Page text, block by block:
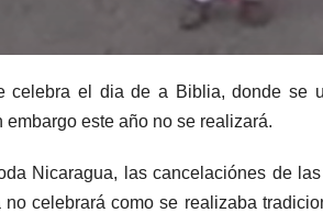
celebra el dia de a Biblia, donde se
este año no se realizará.
Nicaragua, las cancelaciónes de
celebrará como se realizaba